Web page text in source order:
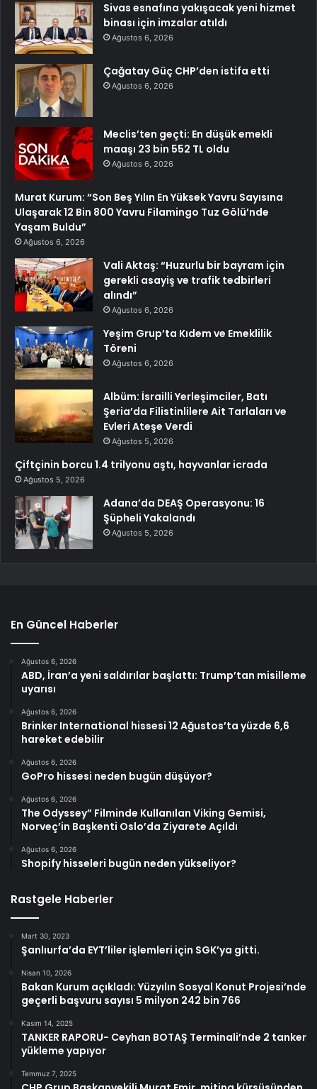
Sivas esnafına yakışacak yeni hizmet
binası için imzalar atıldı
Ağustos 6, 2026
Çağatay Güç CHP’den istifa etti
Ağustos 6, 2026
Meclis’ten geçti: En düşük emekli
maaşı 23 bin 552 TL oldu
Ağustos 6, 2026
Murat Kurum: “Son Beş Yılın En Yüksek Yavru Sayısına
Ulaşarak 12 Bin 800 Yavru Filamingo Tuz Gölü’nde
Yaşam Buldu”
Ağustos 6, 2026
Vali Aktaş: “Huzurlu bir bayram için
gerekli asayiş ve trafik tedbirleri
alındı”
Ağustos 6, 2026
Yeşim Grup’ta Kıdem ve Emeklilik
Töreni
Ağustos 6, 2026
Albüm: İsrailli Yerleşimciler, Batı
Şeria’da Filistinlilere Ait Tarlaları ve
Evleri Ateşe Verdi
Ağustos 5, 2026
Çiftçinin borcu 1.4 trilyonu aştı, hayvanlar icrada
Ağustos 5, 2026
Adana’da DEAŞ Operasyonu: 16
Şüpheli Yakalandı
Ağustos 5, 2026
En Güncel Haberler
Ağustos 6, 2026
ABD, İran’a yeni saldırılar başlattı: Trump’tan misilleme
uyarısı
Ağustos 6, 2026
Brinker International hissesi 12 Ağustos’ta yüzde 6,6
hareket edebilir
Ağustos 6, 2026
GoPro hissesi neden bugün düşüyor?
Ağustos 6, 2026
The Odyssey” Filminde Kullanılan Viking Gemisi,
Norveç’in Başkenti Oslo’da Ziyarete Açıldı
Ağustos 6, 2026
Shopify hisseleri bugün neden yükseliyor?
Rastgele Haberler
Mart 30, 2023
Şanlıurfa’da EYT’liler işlemleri için SGK’ya gitti.
Nisan 10, 2026
Bakan Kurum açıkladı: Yüzyılın Sosyal Konut Projesi’nde
geçerli başvuru sayısı 5 milyon 242 bin 766
Kasım 14, 2025
TANKER RAPORU- Ceyhan BOTAŞ Terminali’nde 2 tanker
yükleme yapıyor
Temmuz 7, 2025